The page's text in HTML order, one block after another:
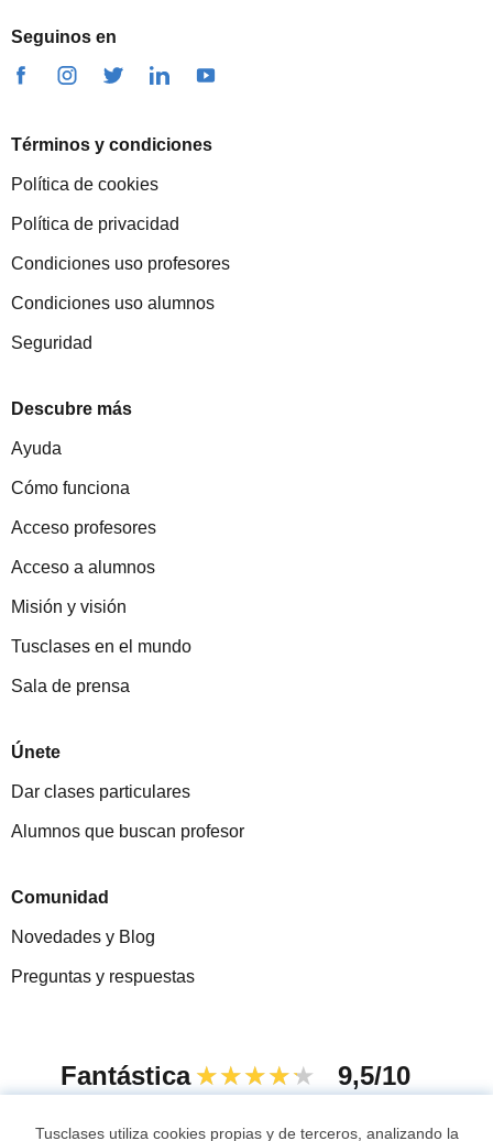
Seguinos en
Términos y condiciones
Política de cookies
Política de privacidad
Condiciones uso profesores
Condiciones uso alumnos
Seguridad
Descubre más
Ayuda
Cómo funciona
Acceso profesores
Acceso a alumnos
Misión y visión
Tusclases en el mundo
Sala de prensa
Únete
Dar clases particulares
Alumnos que buscan profesor
Comunidad
Novedades y Blog
Preguntas y respuestas
Fantástica ★★★★★ 9,5/10
Tusclases utiliza cookies propias y de terceros, analizando la